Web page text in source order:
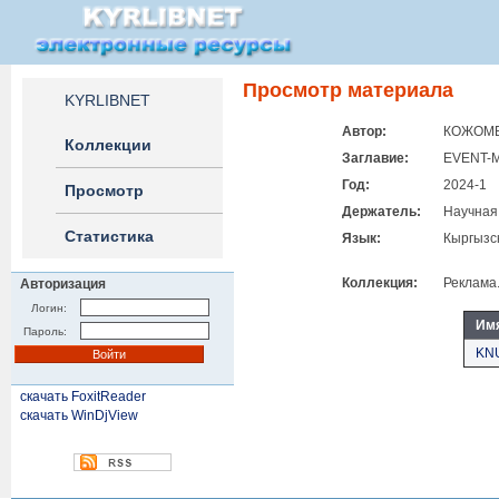
KYRLIBNET
Коллекции
Просмотр
Статистика
Авторизация
Логин:
Пароль:
скачать FoxitReader
скачать WinDjView
Просмотр материала
Автор:
Заглавие:
Год:
2024-1
Держатель:
Язык:
Коллекция: